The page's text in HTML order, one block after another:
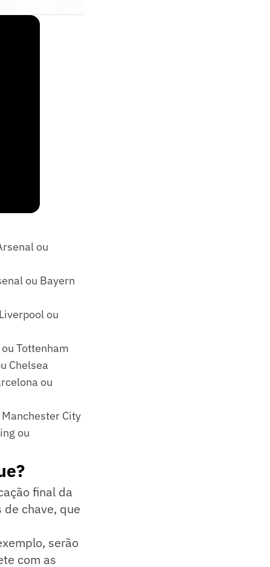
ou
ou Bayern
ou
Tottenham
Chelsea
ou
City
ou
final da
chave, que
serão
com as